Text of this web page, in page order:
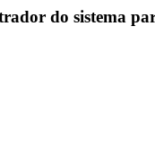
do sistema